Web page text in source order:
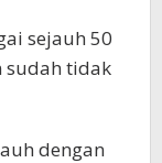
sejauh 50
sudah tidak
dengan